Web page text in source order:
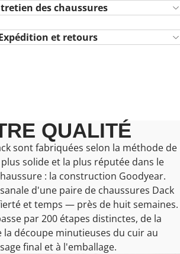
des chaussures
et retours
QUALITÉ
sont fabriquées selon la méthode de
solide et la plus réputée dans le
: la construction Goodyear.
d'une paire de chaussures Dack
et temps — près de huit semaines.
par 200 étapes distinctes, de la
la découpe minutieuses du cuir au
final et à l'emballage.